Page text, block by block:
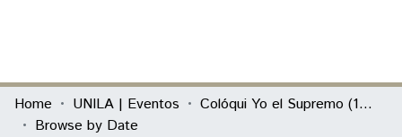
Communities & Collections
Home UNILA | Eventos
Colóqui Yo el Supremo (1974-2014) - Augusto Roa Bastos
Browse by Date